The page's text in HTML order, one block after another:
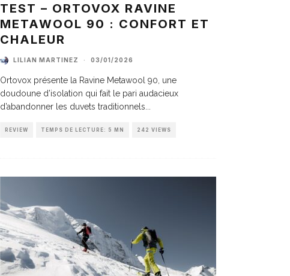
TEST – ORTOVOX RAVINE
METAWOOL 90 : CONFORT ET
CHALEUR
LILIAN MARTINEZ · 03/01/2026
Ortovox présente la Ravine Metawool 90, une
doudoune d’isolation qui fait le pari audacieux
d’abandonner les duvets traditionnels
REVIEW TEMPS DE LECTURE: 5 MN 242 VIEWS